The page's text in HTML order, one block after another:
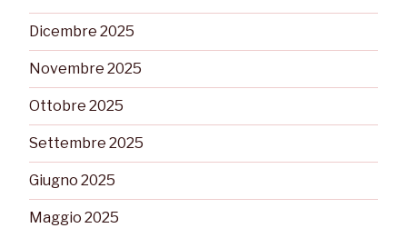
Dicembre 2025
Novembre 2025
Ottobre 2025
Settembre 2025
Giugno 2025
Maggio 2025